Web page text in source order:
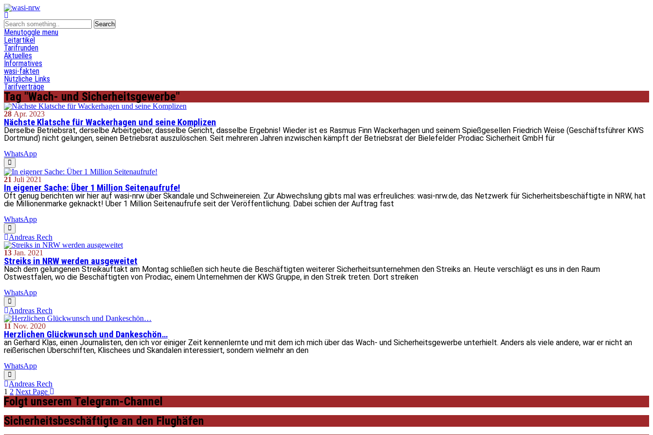
Menutoggle menu
Leitartikel
Tarifrunden
Aktuelles
Informatives
wasi-fakten
Nützliche Links
Tarifverträge
Tag "Wach- und Sicherheitsgewerbe"
28 Apr. 2023
Nächste Klatsche für Wackerhagen und seine Komplizen
Derselbe Betriebsrat, derselbe Arbeitgeber, dasselbe Gericht, dasselbe Ergebnis! Wieder ist es Rasmus Finn Wackerhagen und seinem Spießgesellen Friedrich Weise (Geschäftsführer KWS
Dortmund) nicht gelungen, seinen Betriebsrat auszulöschen. Seit mehreren Jahren inzwischen kämpft der Betriebsrat der Bielefelder Prodiac Sicherheit GmbH für
WhatsApp
21 Juli 2021
In eigener Sache: Über 1 Million Seitenaufrufe!
Oft genug berichten wir hier auf wasi-nrw über Skandale und Schweinereien. Zur Abwechslung gibts mal was erfreuliches: wasi-nrw.de, das Netzwerk für Sicherheitsbeschäftigte in NRW, hat
die Millionenmarke geknackt! Über 1 Million Seitenaufrufe seit der Veröffentlichung. Dabei schien der Auftrag fast
WhatsApp
Andreas Rech
13 Jan. 2021
Streiks in NRW werden ausgeweitet
Nach dem gelungenen Streikauftakt am Montag schließen sich heute die Beschäftigten weiterer Sicherheitsunternehmen den Streiks an. Heute verschlägt es uns in den Raum
Ostwestfalen, wo die Beschäftigten von Prodiac, einem Unternehmen der KWS Gruppe, in den Streik treten. Dort streiken
WhatsApp
Andreas Rech
11 Nov. 2020
Herzlichen Glückwunsch und Dankeschön…
an Gerhard Klas, einen Journalisten, den ich vor einiger Zeit kennenlernte und mit dem ich mich über das Wach- und Sicherheitsgewerbe unterhielt. Anders als viele andere, war er nicht an
reißerischen Überschriften, Klischees und Skandalen interessiert, sondern vielmehr an den
WhatsApp
Andreas Rech
1 2 Next Page
Folgt unserem Telegram-Channel
Sicherheitsbeschäftigte an den Flughäfen